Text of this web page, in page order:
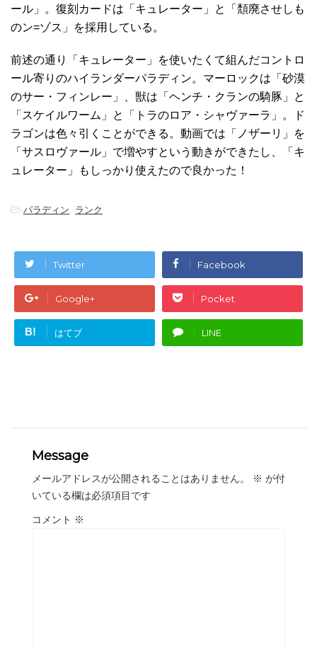
ール」。復刻カードは「キュレーター」と「頽廃させしも
のン=ゾス」を採用している。
前述の通り「キュレーター」を使いたくて組んだコントロ
ール寄りのハイランダーパラディン。マーロックは「砂漠
のサー・フィンレー」、獣は「ヘンチ・クランの騎豚」と
「スケイルワーム」と「トラのロア・シャヴァーラ」。ド
ラゴンは色々引くことができる。動画では「ノザーリ」を
「サスロヴァール」で増やすという動きができたし、「キ
ュレーター」もしっかり使えたので良かった！
-パラディン, ランク
Twitter Facebook
Google+ Pocket
B! はてブ LINE
Message
メールアドレスが公開されることはありません。 ※ が付
いている欄は必須項目です
コメント ※